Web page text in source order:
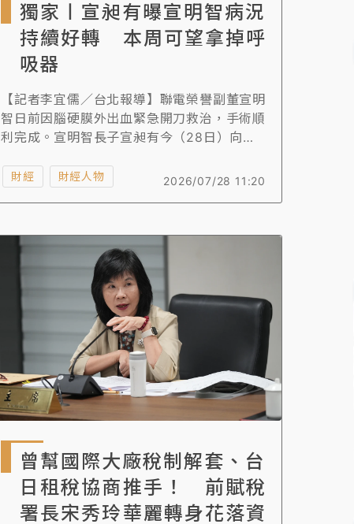
獨家〡宣昶有曝宣明智病況
持續好轉 本周可望拿掉呼
吸器
【記者李宜儒／台北報導】聯電榮譽副董宣明
智日前因腦硬膜外出血緊急開刀救治，手術順
利完成。宣明智長子宣昶有今（28日）向
本周就可以拿掉呼吸器。
2026/07/28 11:20
財經 財經人物
曾幫國際大廠稅制解套、台
日租稅協商推手！ 前賦稅
署長宋秀玲華麗轉身花落資